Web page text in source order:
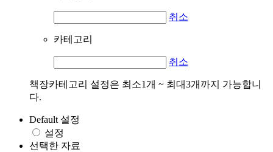
취소
카테고리
취소
책장카테고리 설정은 최소1개 ~ 최대3개까지 가능합니
다.
Default 설정
설정
선택한 자료